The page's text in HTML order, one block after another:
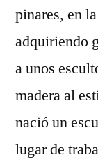
pinares, en
adquiriendo
a unos
madera al
nació un
lugar de